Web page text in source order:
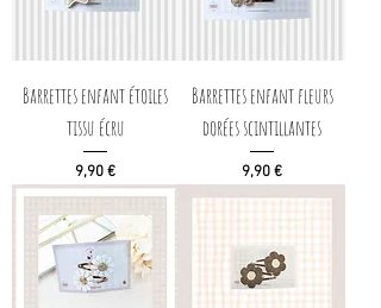
Barrettes enfant étoiles
tissu écru
Prix
9,90 €
Barrettes enfant fleurs
dorées scintillantes
Prix
9,90 €